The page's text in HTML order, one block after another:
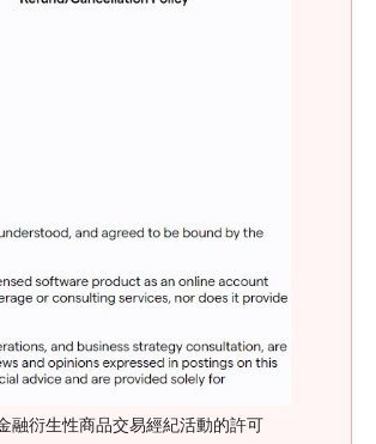
融衍生性商品交易經紀活動的許可